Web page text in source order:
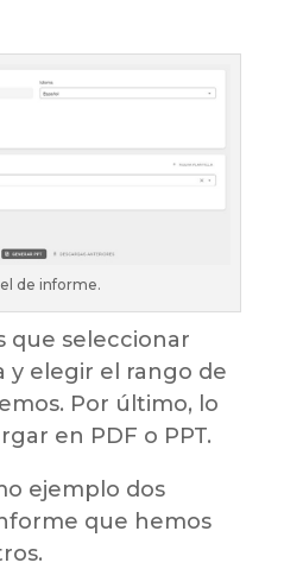
de informe.
que seleccionar
y elegir el rango de
Por último, lo
en PDF o PPT.
ejemplo dos
que hemos